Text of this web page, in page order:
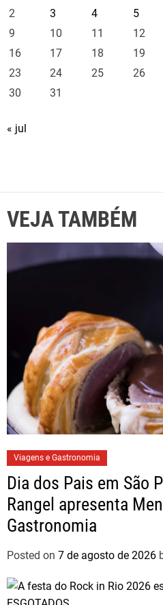
2 3 4 5
9
10 11 12
16
17 18 19
23
24 25 26
30
31
« jul
VEJA TAMBÉM
Viagens e Gastronomia
Dia dos Pais em São
Rangel apresenta
Gastronomia
Posted on 7 de agosto de 2026